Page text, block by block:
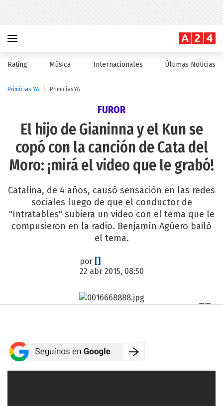
Rating Música Internacionales Últimas Noticias
Primicias YA PrimiciasYA
FUROR
El hijo de Gianinna y el Kun se
copó con la canción de Cata del
Moro: ¡mirá el video que le grabó!
Catalina, de 4 años, causó sensación en las redes
sociales luego de que el conductor de
"Intratables" subiera un video con el tema que le
compusieron en la radio. Benjamín Agüero bailó
el tema.
por []
22 abr 2015, 08:50